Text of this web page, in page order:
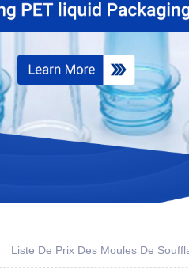
Liste De Prix Des Moules De